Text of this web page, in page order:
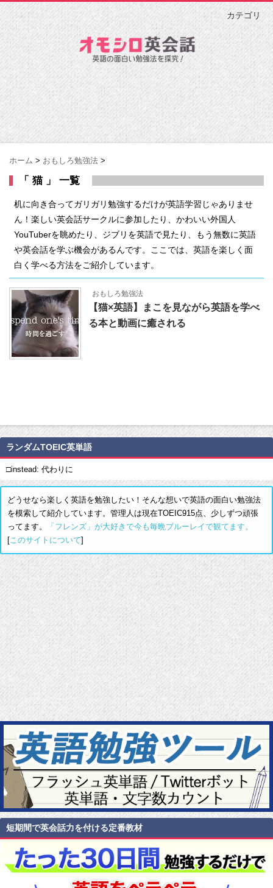
カテゴリ
ホーム > おもしろ勉強法 >
「 猫 」 一覧
机に向き合ってガリガリ勉強するだけが英語学習じゃありませ
ん！楽しい英会話サークルに参加したり、かわいい外国人
YouTuberを眺めたり、ジブリを英語で見たり、もう無数に英語
や英会話を学ぶ機会があるんです。ここでは、英語を楽しく面
白く学べる方法をご紹介しています。
おもしろ勉強法
【猫×英語】まこを見ながら英語を学べ
る本と動画に癒される
ランダムTOEIC英単語
□instead: 代わりに
どうせなら楽しく英語を勉強したい！そんな想いで英語の面白い勉強法
を模索して紹介しています。管理人は現在TOEIC915点、少しずつ頑張
ってます。
「フレンズ」が大好きで今も毎晩ブルーレイで観てます。
[このサイトについて]
短期間で英会話力を付ける定番教材